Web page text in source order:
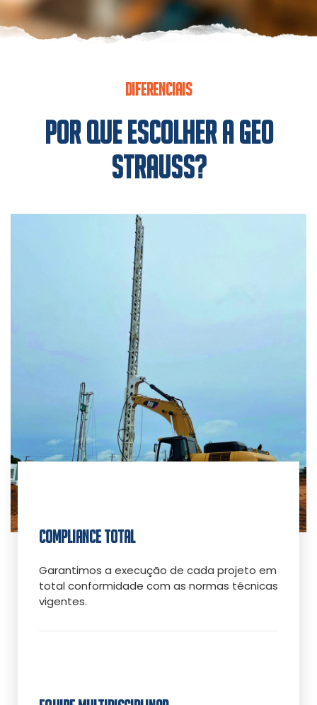
DIFERENCIAIS
POR QUE ESCOLHER A GEO
STRAUSS?
COMPLIANCE TOTAL
Garantimos a execução de cada projeto em
total conformidade com as normas técnicas
vigentes.